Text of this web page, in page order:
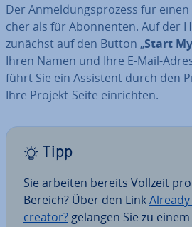
Der An­mel­dungs­pro­zess für
cher als für Abon­nen­ten. Auf der
zunächst auf den Button „Start
Ihren Namen und Ihre E-Mail-
führt Sie ein Assistent durch den
Ihre Projekt-Seite ein­rich­ten.
Tipp
Sie arbeiten bereits Vollzeit
Bereich? Über den Link
creator? gelangen Sie zu